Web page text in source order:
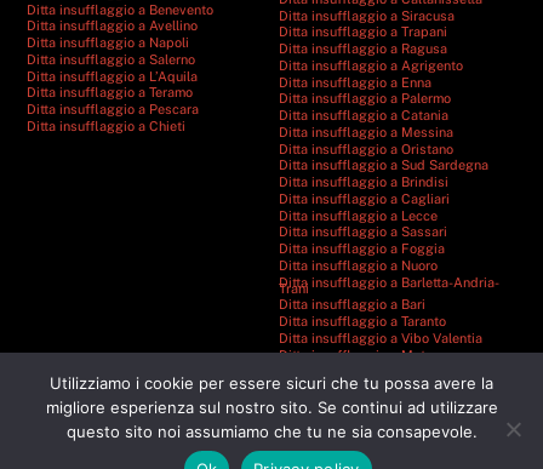
Ditta insufflaggio a Benevento
Ditta insufflaggio a Avellino
Ditta insufflaggio a Napoli
Ditta insufflaggio a Salerno
Ditta insufflaggio a L’Aquila
Ditta insufflaggio a Teramo
Ditta insufflaggio a Pescara
Ditta insufflaggio a Chieti
Ditta insufflaggio a Siracusa
Ditta insufflaggio a Trapani
Ditta insufflaggio a Ragusa
Ditta insufflaggio a Agrigento
Ditta insufflaggio a Enna
Ditta insufflaggio a Palermo
Ditta insufflaggio a Catania
Ditta insufflaggio a Messina
Ditta insufflaggio a Oristano
Ditta insufflaggio a Sud Sardegna
Ditta insufflaggio a Brindisi
Ditta insufflaggio a Cagliari
Ditta insufflaggio a Lecce
Ditta insufflaggio a Sassari
Ditta insufflaggio a Foggia
Ditta insufflaggio a Nuoro
Ditta insufflaggio a Barletta-Andria-
Trani
Ditta insufflaggio a Bari
Ditta insufflaggio a Taranto
Ditta insufflaggio a Vibo Valentia
Ditta insufflaggio a Matera
Ditta insufflaggio a Cosenza
Ditta insufflaggio a Reggio Calabria
Ditta insufflaggio a Potenza
Utilizziamo i cookie per essere sicuri che tu possa avere la
migliore esperienza sul nostro sito. Se continui ad utilizzare
questo sito noi assumiamo che tu ne sia consapevole.